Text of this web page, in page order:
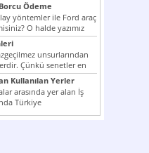
Ödeme
yöntemler ile Ford araç
O halde yazımız
unsurlarından
Çünkü senetler en
araçlarıdır. Taksitler...
Kullanılan Yerler
arasında yer alan İş
Türkiye